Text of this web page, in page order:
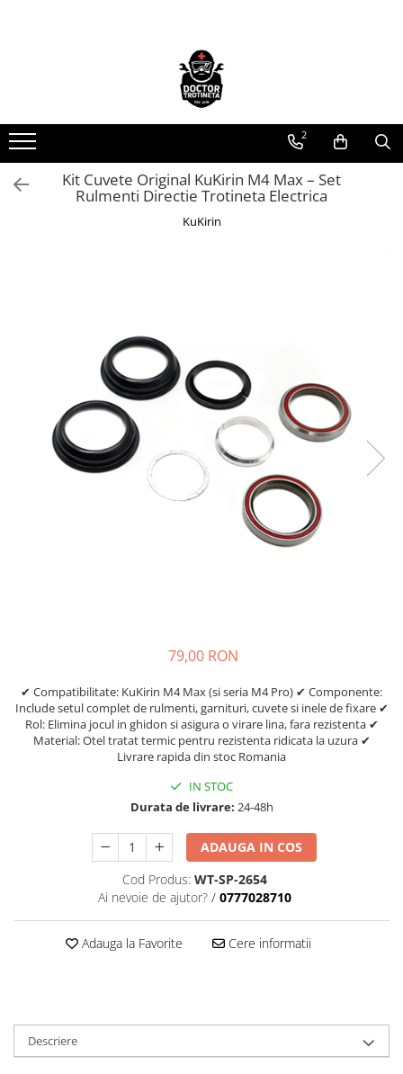
Toate produsele
Piese de schimb
https://www.doctortrotineta.ro/electrica
Acceleratie
Contact cu cheie
https://www.doctortrotineta.ro/frane
Discuri frana
Placute de frana
Manete de frana
https://www.doctortrotineta.ro/lumini
Suspensie
Cauciucuri
https://www.doctortrotineta.ro/camere-
https://www.doctortrotineta.ro/cauciucuri-
https://www.doctortrotineta.ro/cauciucuri-
cauciucuri-bicicleta
Cauciuc tubeless cu GEL antipană
Anvelope moto
2
Kit Cuvete Original KuKirin M4 Max – Set
Rulmenti Directie Trotineta Electrica
KuKirin
79,00 RON
✔ Compatibilitate: KuKirin M4 Max (si seria M4 Pro) ✔ Componente:
Include setul complet de rulmenti, garnituri, cuvete si inele de fixare ✔
Rol: Elimina jocul in ghidon si asigura o virare lina, fara rezistenta ✔
Material: Otel tratat termic pentru rezistenta ridicata la uzura ✔
Livrare rapida din stoc Romania
IN STOC
Durata de livrare: 24-48h
ADAUGA IN COS
Cod Produs: WT-SP-2654
Ai nevoie de ajutor? / 0777028710
Adauga la Favorite Cere informatii
Descriere